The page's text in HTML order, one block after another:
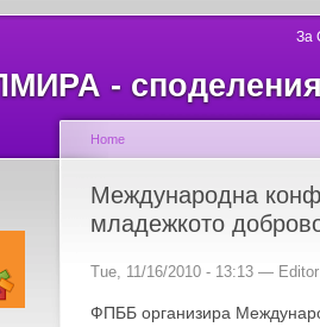
-
За
Home
Международна
младежкото
Tue, 11/16/2010 - 13:13 — Editor
ФПББ организира